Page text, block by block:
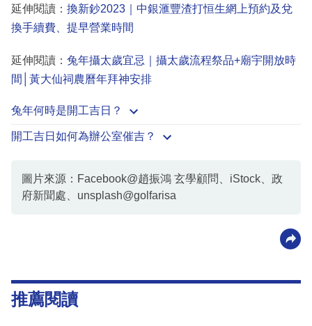
延伸閱讀： 換新鈔2023｜中銀滙豐渣打恒生網上預約及兌
換手續費、提早營業時間
延伸閱讀： 兔年攝太歲宜忌｜攝太歲流程祭品+廟宇開放時
間│黃大仙祠農曆年拜神安排
兔年何時是開工吉日？
開工吉日如何為辦公室催吉？
圖片來源：Facebook@趙振鴻 玄學顧問、iStock、政
府新聞處、unsplash@golfarisa
推薦閱讀